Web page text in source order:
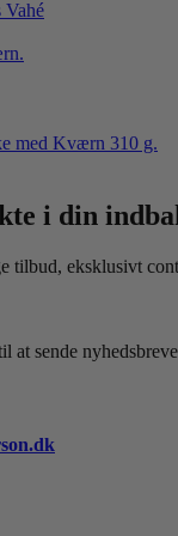
Vahé
med Kværn 310 g.
i din
tilbud, eksklusivt
at sende